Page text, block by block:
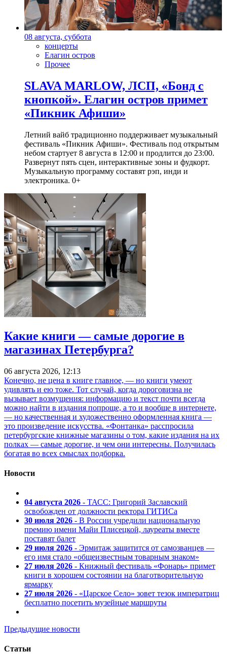
08 августа, суббота
концерты
Елагин остров
Прочее
SLAVA MARLOW, ЛСП, «Бонд с
кнопкой». Елагин остров примет
«Пикник Афиши»
Летний вайб традиционно поддерживает музыкальный
фестиваль «Пикник Афиши». Фестиваль под открытым
небом стартует 8 августа в 12:00 и продлится до 23:00.
Развернут пять сцен, интерактивные зоны и фудкорт.
Музыкальную программу составят рэп, инди и
электроника. 0+
Какие книги — самые дорогие в
магазинах Петербурга?
06 августа 2026, 12:13
Конечно, не цена в книге главное, — но книги умеют
удивлять и ею тоже. Тот случай, когда дороговизна не
вызывает возмущения: информацию и текст почти всегда
можно найти в издания попроще, а то и вообще в интернете,
— но качественная и художественно оформленная книга —
это произведение искусства. «Фонтанка» расспросила
петербургские книжные магазины о том, какие издания на их
полках — самые дорогие, и чем они интересны. Получилась
богатая во всех смыслах подборка.
Новости
04 августа 2026 - ТАСС: Григорий Заславский
освобожден от должности ректора ГИТИСа
30 июля 2026 - В России учредили национальную
премию имени Майи Плисецкой, лауреаты вместе
поставят балет
29 июля 2026 - Эрмитаж защитится от самозванцев —
его имя стало «общеизвестным товарным знаком»
27 июля 2026 - Книжный фестиваль «Фонарь» примет
книги в хорошем состоянии на благотворительную
ярмарку
27 июля 2026 - «Царское Село» зовет тезок императриц
бесплатно посетить музейные маршруты
Предыдущие новости
Статьи